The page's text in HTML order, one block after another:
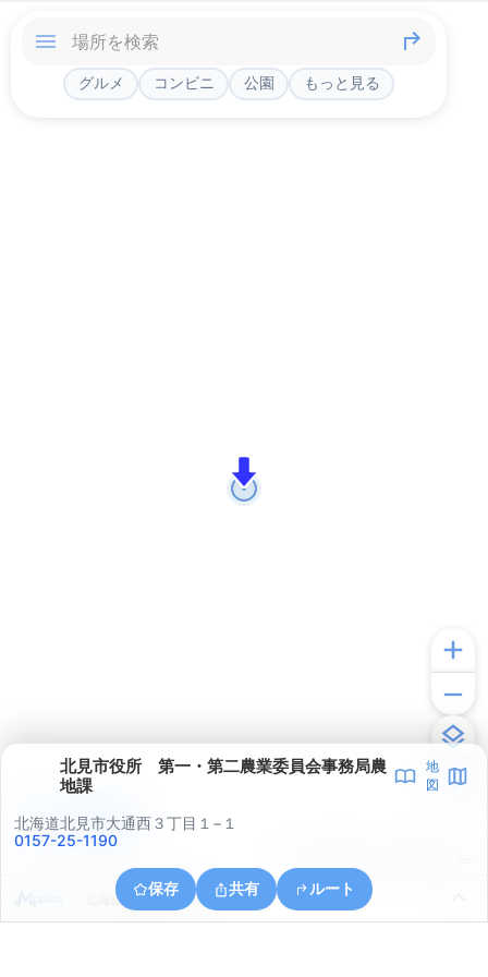
グルメ コンビニ 公園 もっと見る
北見市役所 第一・第二農業委員会事務局農
地課
地
図
北海道北見市大通西３丁目１−１
0157-25-1190
保存 共有 ルート
北海道北見市朝日町
アプリで見る